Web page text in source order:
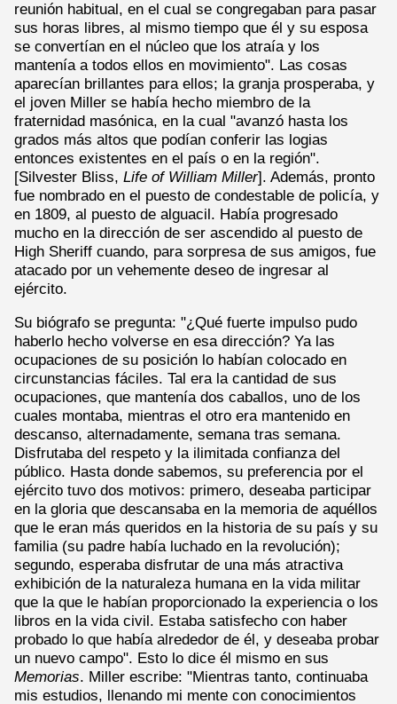
reunión habitual, en el cual se congregaban para pasar
sus horas libres, al mismo tiempo que él y su esposa
se convertían en el núcleo que los atraía y los
mantenía a todos ellos en movimiento". Las cosas
aparecían brillantes para ellos; la granja prosperaba, y
el joven Miller se había hecho miembro de la
fraternidad masónica, en la cual "avanzó hasta los
grados más altos que podían conferir las logias
entonces existentes en el país o en la región".
[Silvester Bliss, Life of William Miller]. Además, pronto
fue nombrado en el puesto de condestable de policía, y
en 1809, al puesto de alguacil. Había progresado
mucho en la dirección de ser ascendido al puesto de
High Sheriff cuando, para sorpresa de sus amigos, fue
atacado por un vehemente deseo de ingresar al
ejército.
Su biógrafo se pregunta: "¿Qué fuerte impulso pudo
haberlo hecho volverse en esa dirección? Ya las
ocupaciones de su posición lo habían colocado en
circunstancias fáciles. Tal era la cantidad de sus
ocupaciones, que mantenía dos caballos, uno de los
cuales montaba, mientras el otro era mantenido en
descanso, alternadamente, semana tras semana.
Disfrutaba del respeto y la ilimitada confianza del
público. Hasta donde sabemos, su preferencia por el
ejército tuvo dos motivos: primero, deseaba participar
en la gloria que descansaba en la memoria de aquéllos
que le eran más queridos en la historia de su país y su
familia (su padre había luchado en la revolución);
segundo, esperaba disfrutar de una más atractiva
exhibición de la naturaleza humana en la vida militar
que la que le habían proporcionado la experiencia o los
libros en la vida civil. Estaba satisfecho con haber
probado lo que había alrededor de él, y deseaba probar
un nuevo campo". Esto lo dice él mismo en sus
Memorias. Miller escribe: "Mientras tanto, continuaba
mis estudios, llenando mi mente con conocimientos